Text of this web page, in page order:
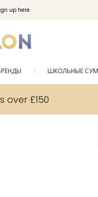
up here.
ШКОЛЬНЫЕ
over £150